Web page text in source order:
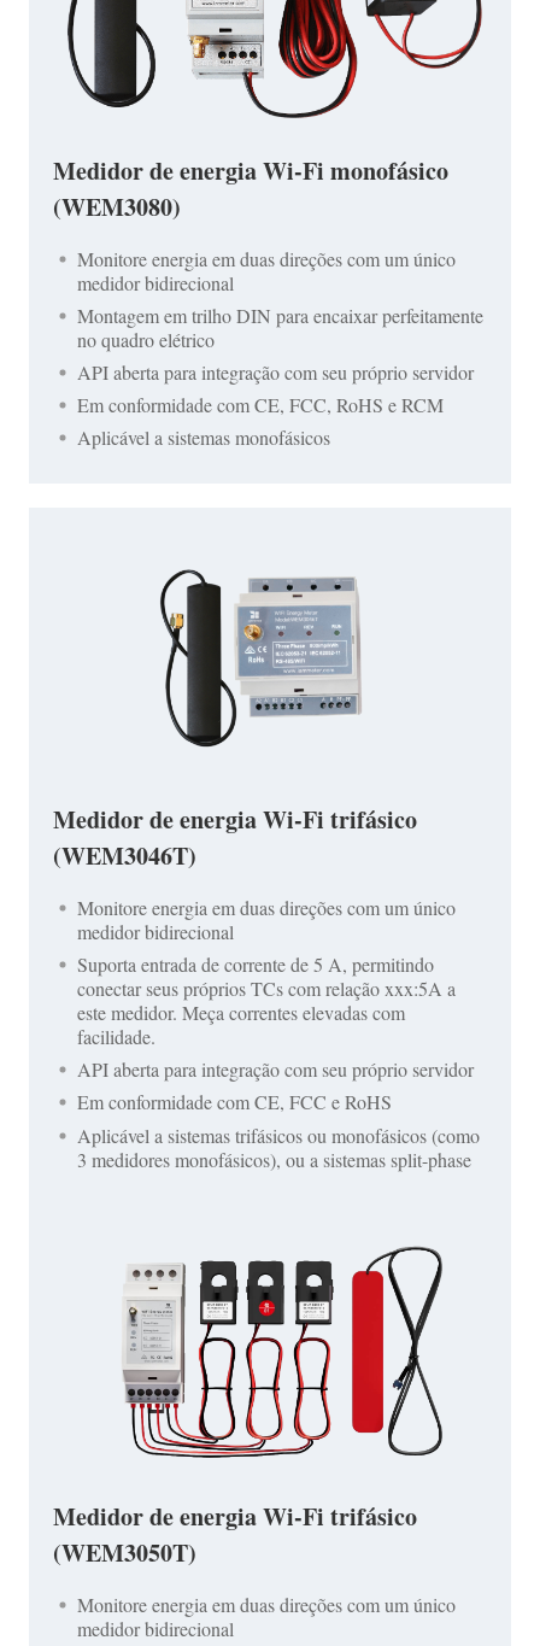
Medidor de energia Wi-Fi monofásico
(WEM3080)
Monitore energia em duas direções com um único
medidor bidirecional
Montagem em trilho DIN para encaixar perfeitamente
no quadro elétrico
API aberta para integração com seu próprio servidor
Em conformidade com CE, FCC, RoHS e RCM
Aplicável a sistemas monofásicos
Medidor de energia Wi-Fi trifásico
(WEM3046T)
Monitore energia em duas direções com um único
medidor bidirecional
Suporta entrada de corrente de 5 A, permitindo
conectar seus próprios TCs com relação xxx:5A a
este medidor. Meça correntes elevadas com
facilidade.
API aberta para integração com seu próprio servidor
Em conformidade com CE, FCC e RoHS
Aplicável a sistemas trifásicos ou monofásicos (como
3 medidores monofásicos), ou a sistemas split-phase
Medidor de energia Wi-Fi trifásico
(WEM3050T)
Monitore energia em duas direções com um único
medidor bidirecional